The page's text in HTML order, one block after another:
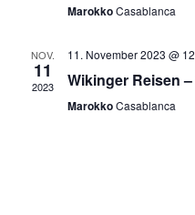
MarokkoCasablanca
NOV.
11
2023
11. November 2023 @
Wikinger Reisen
MarokkoCasablanca